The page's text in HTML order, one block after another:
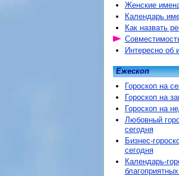
Женские
Календарь
Как назвать
Интересно об
Ежескоп
Гороскоп на
Гороскоп на
Гороскоп на
Любовный
сегодня
Бизнес-
сегодня
Календарь-